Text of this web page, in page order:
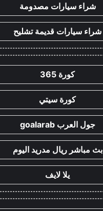
شراء سيارات مصدومة
شراء سيارات قديمة تشليح
كورة 365
كورة سيتي
جول العرب goalarab
بث مباشر ريال مدريد اليوم
يلا لايف